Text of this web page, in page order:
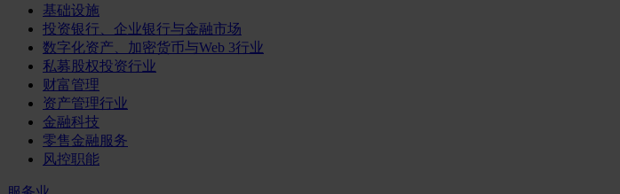
基础设施
投资银行、企业银行与金融市场
数字化资产、加密货币与Web 3行业
私募股权投资行业
财富管理
资产管理行业
金融科技
零售金融服务
风控职能